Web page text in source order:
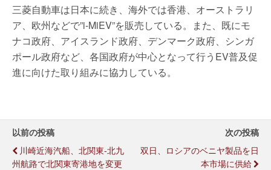
三菱自動車は日本に続き、海外では香港、オーストラリ
ア、欧州などで”i-MiEV”を販売している。また、既にモ
ナコ政府、アイスランド政府、デンマーク政府、シンガ
ポール政府など、各国政府が中心となって行うEV普及促
進に向けた取り組みに協力している。
以前の投稿
川崎近海汽船、北関東-北九
州航路で北関東寄港地を変更
次の投稿
双日、ロシアのベニヤ製品を日
本市場に供給